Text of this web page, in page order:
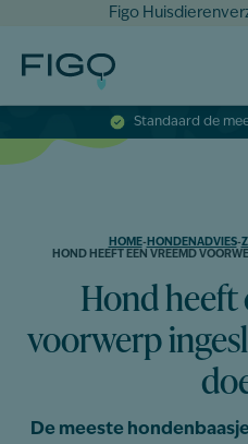
Figo
Standaard de
HOME- HONDENADVIES-
HOND HEEFT EEN VREEMD
Hond heeft
voorwerp
De meeste